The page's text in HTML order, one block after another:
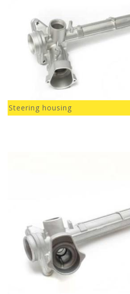
Steering housing